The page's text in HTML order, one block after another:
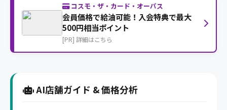
コスモ・ザ・カード・オーパス
会員価格で給油可能！入会特典で最大
500円相当ポイント
[PR] 詳細はこちら
AI店舗ガイド & 価格分析